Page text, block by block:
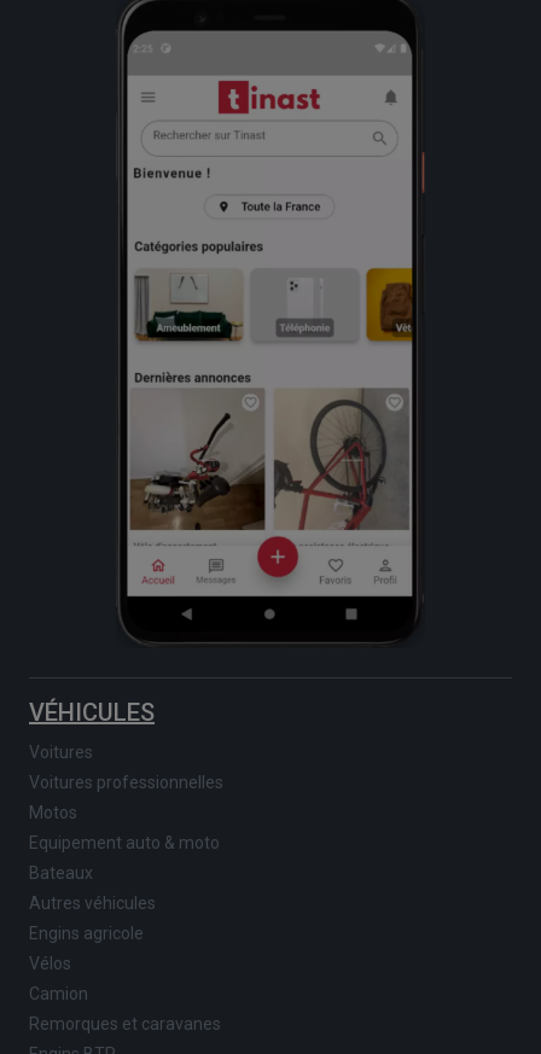
VÉHICULES
Voitures
Voitures professionnelles
Motos
Equipement auto & moto
Bateaux
Autres véhicules
Engins agricole
Vélos
Camion
Remorques et caravanes